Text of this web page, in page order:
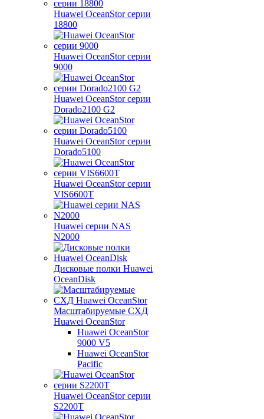
Huawei OceanStor серии
18800
Huawei OceanStor серии
9000
Huawei OceanStor серии
Dorado2100 G2
Huawei OceanStor серии
Dorado5100
Huawei OceanStor серии
VIS6600T
Huawei серии NAS
N2000
Дисковые полки Huawei
OceanDisk
Масштабируемые СХД
Huawei OceanStor
Huawei OceanStor
9000 V5
Huawei OceanStor
Pacific
Huawei OceanStor серии
S2200T